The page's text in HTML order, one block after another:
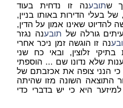
שתובענה זו נדחית בעוד
של בעלי הדירות באותו בניין,
להדיוט שאינו אמון על הדין,
גורלה של תובענה נגזר
נה זו הוגשה זמן ניכר אחרי
זלוצין, ובאי כח שני
שלא נדונו שם ... הוספתי
כי הנני צופה את אכזבתם של
התוצאה השונה מזו שהיתה
למיזער היא כי יש בדברי כדי